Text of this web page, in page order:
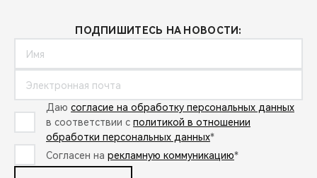
ПОДПИШИТЕСЬ НА НОВОСТИ:
Даю согласие на обработку персональных данных
в соответствии с политикой в отношении
обработки персональных данных*
Согласен на рекламную коммуникацию*